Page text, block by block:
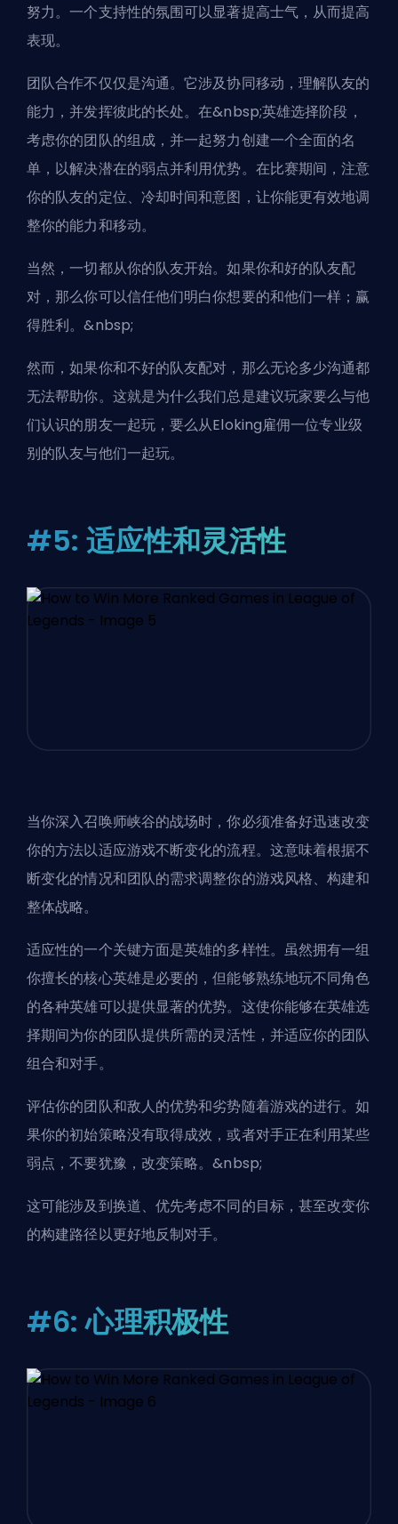
努力。一个支持性的氛围可以显著提高士气，从而提高
表现。
团队合作不仅仅是沟通。它涉及协同移动，理解队友的
能力，并发挥彼此的长处。在&nbsp;英雄选择阶段，
考虑你的团队的组成，并一起努力创建一个全面的名
单，以解决潜在的弱点并利用优势。在比赛期间，注意
你的队友的定位、冷却时间和意图，让你能更有效地调
整你的能力和移动。
当然，一切都从你的队友开始。如果你和好的队友配
对，那么你可以信任他们明白你想要的和他们一样；赢
得胜利。&nbsp;
然而，如果你和不好的队友配对，那么无论多少沟通都
无法帮助你。这就是为什么我们总是建议玩家要么与他
们认识的朋友一起玩，要么从Eloking雇佣一位专业级
别的队友与他们一起玩。
#5: 适应性和灵活性
当你深入召唤师峡谷的战场时，你必须准备好迅速改变
你的方法以适应游戏不断变化的流程。这意味着根据不
断变化的情况和团队的需求调整你的游戏风格、构建和
整体战略。
适应性的一个关键方面是英雄的多样性。虽然拥有一组
你擅长的核心英雄是必要的，但能够熟练地玩不同角色
的各种英雄可以提供显著的优势。这使你能够在英雄选
择期间为你的团队提供所需的灵活性，并适应你的团队
组合和对手。
评估你的团队和敌人的优势和劣势随着游戏的进行。如
果你的初始策略没有取得成效，或者对手正在利用某些
弱点，不要犹豫，改变策略。&nbsp;
这可能涉及到换道、优先考虑不同的目标，甚至改变你
的构建路径以更好地反制对手。
#6: 心理积极性